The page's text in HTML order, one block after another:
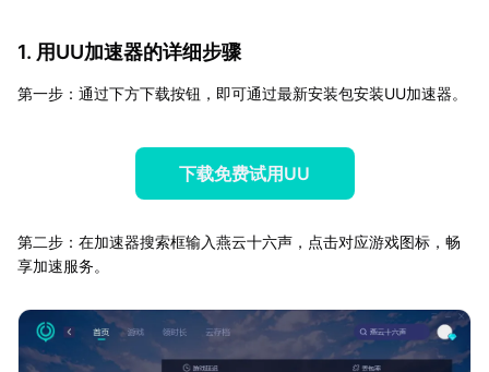
1. 用UU加速器的详细步骤
第一步：通过下方下载按钮，即可通过最新安装包安装UU加速器。
下载免费试用UU
第二步：在加速器搜索框输入燕云十六声，点击对应游戏图标，畅
享加速服务。